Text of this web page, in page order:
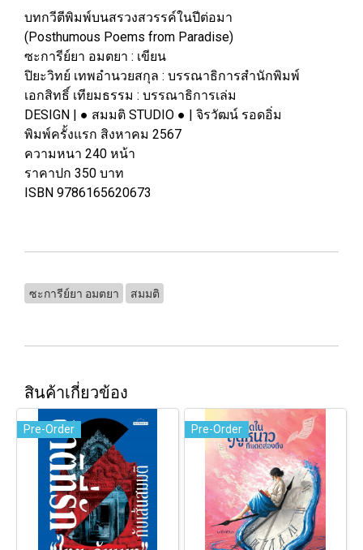
บทกวีตีพิมพ์บนสรวงสวรรค์ในปีต่อมา
(Posthumous Poems from Paradise)
ซะการีย์ยา อมตยา : เขียน
ปิยะวิทย์ เทพอำนวยสกุล : บรรณาธิการสำนักพิมพ์
เอกสิทธิ์ เทียมธรรม : บรรณาธิการเล่ม
DESIGN | ● สมมติ STUDIO ● | จิรวัฒน์ รอดอิ่ม
พิมพ์ครั้งแรก สิงหาคม 2567
ความหนา 240 หน้า
ราคาปก 350 บาท
ISBN 9786165620673
ซะการีย์ยา อมตยา สมมติ
สินค้าเกี่ยวข้อง
Pre-Order Pre-Order